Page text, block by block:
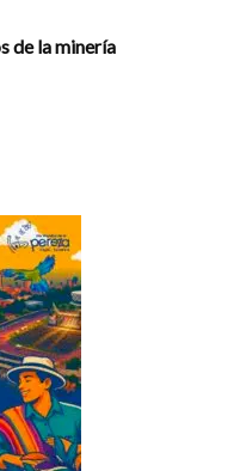
de la minería